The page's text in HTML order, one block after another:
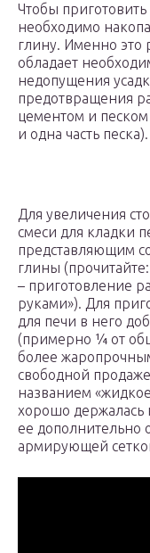
Чтобы
необходимо
глину. Именно это
обладает
недопущения
предотвращения
цементом и песком
и одна часть песка).
Для увеличения
смеси для кладки
представляющим
глины
– приготовление
руками»). Для
для печи в него
(примерно ¼ от
более
свободной
названием
хорошо держалась
ее дополнительно
армирующей